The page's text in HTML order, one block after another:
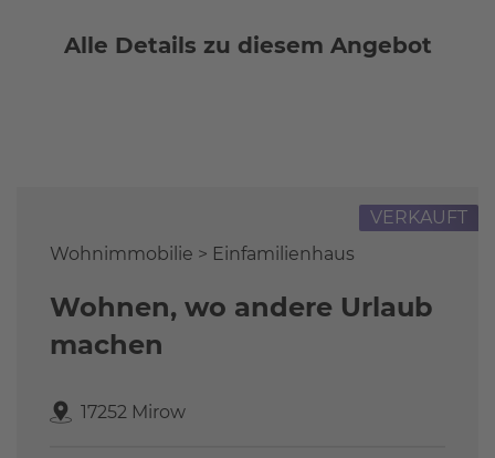
Angebote
Leistungen
Stellenangebote
Kontakt
Alle Details zu diesem Angebot
Wohnimmobilie > Einfamilienhaus
VERKAUFT
Wohnen, wo andere Urlaub
machen
17252 Mirow